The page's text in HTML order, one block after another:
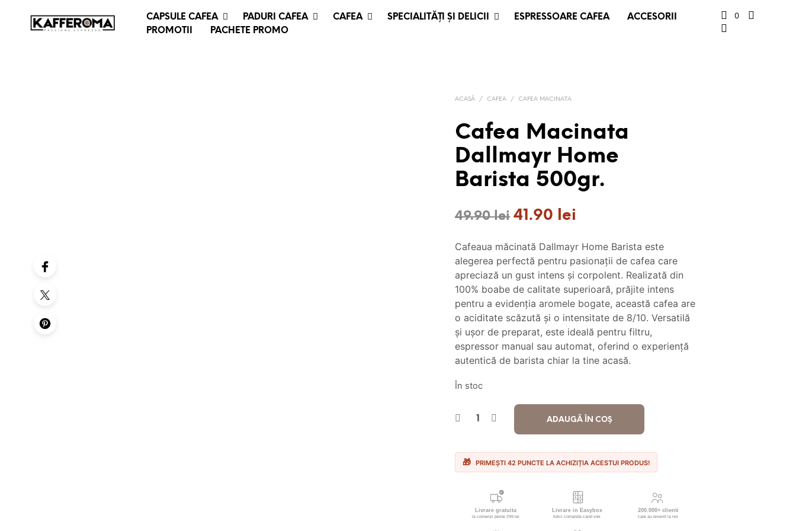
CAPSULE CAFEA PADURI CAFEA CAFEA SPECIALITĂȚI ȘI DELICII ESPRESSOARE CAFEA
ACCESORII
PROMOTII
PACHETE PROMO
0
ACASĂ / CAFEA / CAFEA MACINATA
Cafea Macinata
Dallmayr Home
Barista 500gr.
49.90lei Prețul
a
fost:
49.90 lei.
41.90 lei
este:
41.90 lei.
Cafeaua măcinată Dallmayr Home Barista este
alegerea perfectă pentru pasionații de cafea care
apreciază un gust intens și corpolent. Realizată din
100% boabe de calitate superioară, prăjite intens
pentru a evidenția aromele bogate, această cafea are
o aciditate scăzută și o intensitate de 8/10. Versatilă
și ușor de preparat, este ideală pentru filtru,
espressor manual sau automat, oferind o experiență
autentică de barista chiar la tine acasă.
În stoc
ADAUGĂ ÎN COȘ
PRIMEȘTI 42 PUNCTE LA ACHIZIȚIA ACESTUI PRODUS!